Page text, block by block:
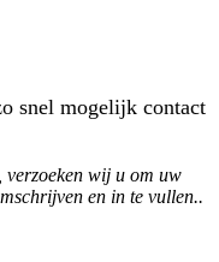
snel mogelijk contact
verzoeken wij u om uw
en in te vullen..